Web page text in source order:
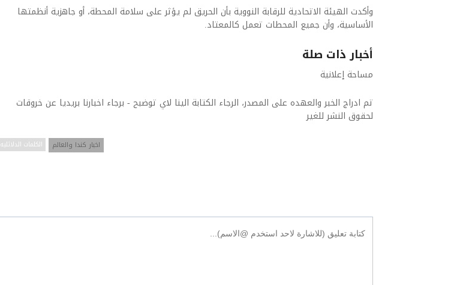
وأكدت الهيئة الاتحادية للرقابة النووية بأن الحريق لم يؤثر على سلامة المحطة، أو جاهزية أنظمتها
الأساسية، وأن جميع المحطات تعمل كالمعتاد.
أخبار ذات صلة
مساحة إعلانية
تم ادراج الخبر والعهده على المصدر، الرجاء الكتابة الينا لاي توضبح - برجاء اخبارنا بريديا عن خروقات
لحقوق النشر للغير
الكلمات الدلائليه اخبار كندا والعالم